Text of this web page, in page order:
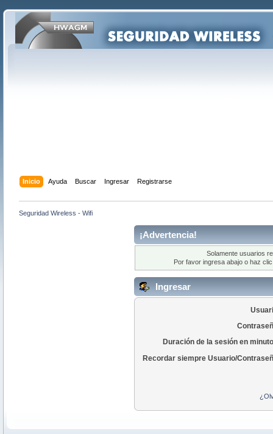
Inicio Ayuda Buscar Ingresar Registrarse
Seguridad Wireless - Wifi
¡Advertencia!
Solamente usuarios
Por favor ingresa abajo o haz
Ingresar
Duración de la sesión en
Recordar siempre Usuario/